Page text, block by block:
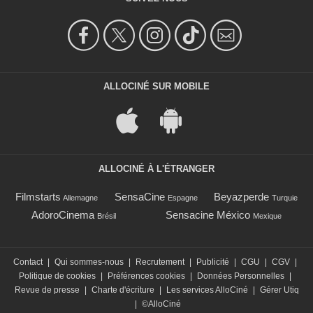
ALLOCINÉ SUR MOBILE
ALLOCINÉ À L'ÉTRANGER
Filmstarts Allemagne SensaCine Espagne Beyazperde Turquie
AdoroCinema Brésil Sensacine México Mexique
Contact Qui sommes-nous Recrutement Publicité CGU CGV
Politique de cookies
Préférences cookies Données Personnelles
Revue de presse
Charte d'écriture Les services AlloCiné
Gérer Utiq
©AlloCiné